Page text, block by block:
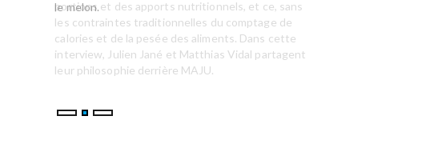
portions et des apports nutritionnels, et ce, sans
les contraintes traditionnelles du comptage de
calories et de la pesée des aliments. Dans cette
interview, Julien Jané et Matthias Vidal partagent
leur philosophie derrière MAJU.
le melon.